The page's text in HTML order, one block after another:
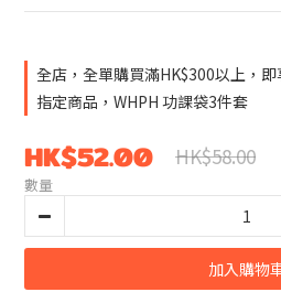
全店，全單購買滿HK$300以上，
指定商品，WHPH 功課袋3件套
HK$52.00 HK$58.00
數量
加入購物